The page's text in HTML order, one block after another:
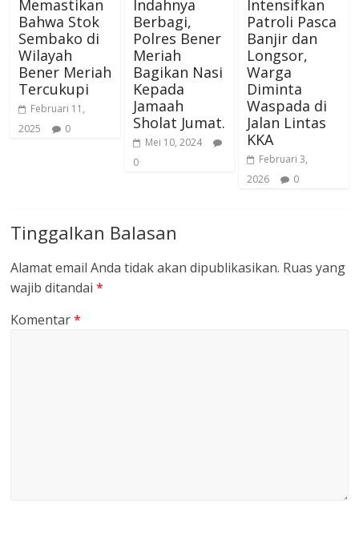
Memastikan
Bahwa Stok
Sembako di
Wilayah
Bener Meriah
Tercukupi
Februari 11,
2025
0
Indahnya
Berbagi,
Polres Bener
Meriah
Bagikan Nasi
Kepada
Jamaah
Sholat Jumat.
Mei 10, 2024
0
Intensifkan
Patroli Pasca
Banjir dan
Longsor,
Warga
Diminta
Waspada di
Jalan Lintas
KKA
Februari 3,
2026
0
Tinggalkan Balasan
Alamat email Anda tidak akan dipublikasikan. Ruas yang
wajib ditandai*
Komentar*